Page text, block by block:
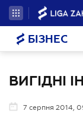
БІЗНЕС
ВИГІДНІ
7 серпня 2014,